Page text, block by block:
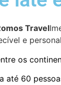
Travel
e
os
até 60